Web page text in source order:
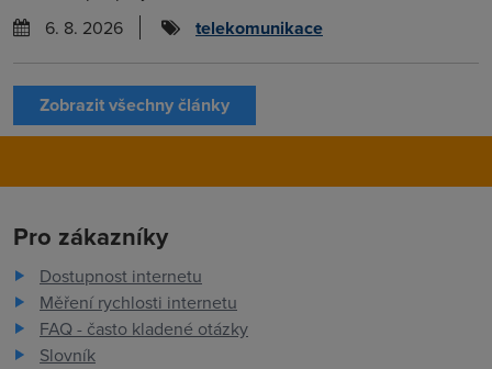
6. 8. 2026
telekomunikace
Zobrazit všechny články
Pro zákazníky
Dostupnost internetu
Měření rychlosti internetu
FAQ - často kladené otázky
Slovník